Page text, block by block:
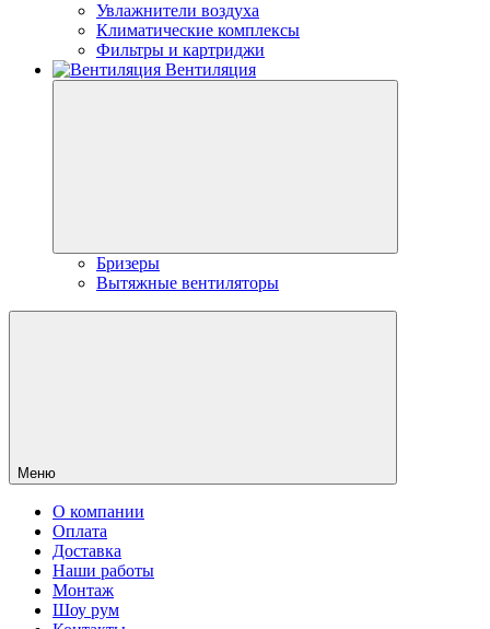
Увлажнители воздуха
Климатические комплексы
Фильтры и картриджи
Вентиляция
Бризеры
Вытяжные вентиляторы
Меню
О компании
Оплата
Доставка
Наши работы
Монтаж
Шоу рум